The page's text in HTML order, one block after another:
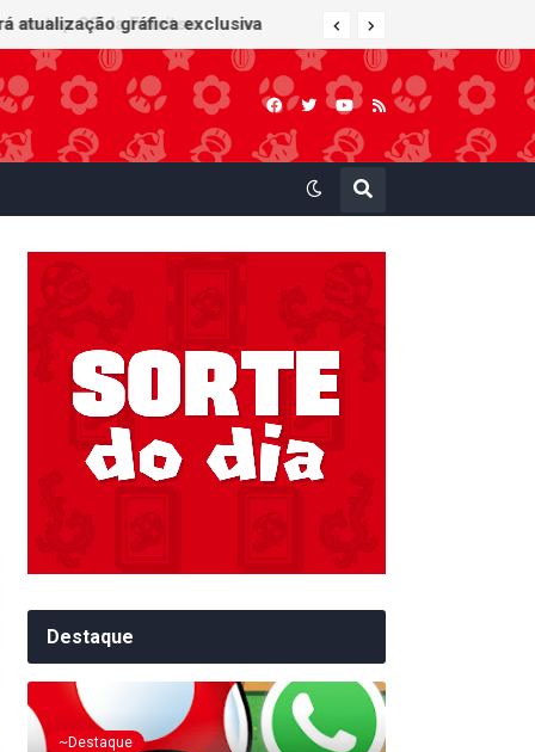
atualização gráfica exclusiva
Destaque
~Destaque